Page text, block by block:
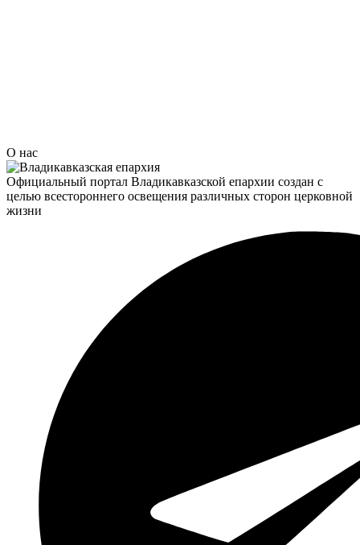
О нас
Официальный портал Владикавказской епархии создан c
целью всестороннего освещения различных сторон церковной
жизни